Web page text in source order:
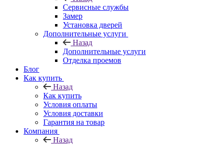
Сервисные службы
Замер
Установка дверей
Дополнительные услуги
Назад
Дополнительные услуги
Отделка проемов
Блог
Как купить
Назад
Как купить
Условия оплаты
Условия доставки
Гарантия на товар
Компания
Назад